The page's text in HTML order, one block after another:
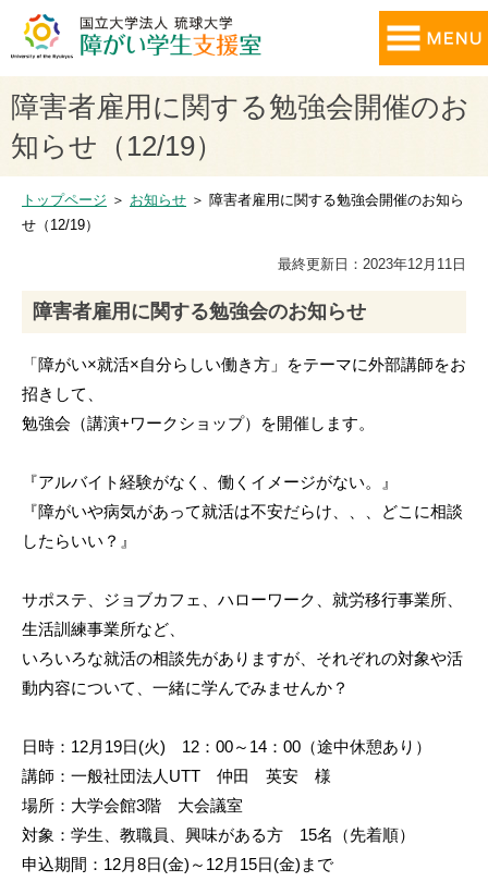
障害者雇用に関する勉強会開催のお
知らせ（12/19）
トップページ ＞ お知らせ ＞ 障害者雇用に関する勉強会開催のお知ら
せ（12/19）
最終更新日：2023年12月11日
障害者雇用に関する勉強会のお知らせ
「障がい×就活×自分らしい働き方」をテーマに外部講師をお
招きして、
勉強会（講演+ワークショップ）を開催します。
『アルバイト経験がなく、働くイメージがない。』
『障がいや病気があって就活は不安だらけ、、、どこに相談
したらいい？』
サポステ、ジョブカフェ、ハローワーク、就労移行事業所、
生活訓練事業所など、
いろいろな就活の相談先がありますが、それぞれの対象や活
動内容について、一緒に学んでみませんか？
日時：12月19日(火) 12：00～14：00（途中休憩あり）
講師：一般社団法人UTT 仲田 英安 様
場所：大学会館3階 大会議室
対象：学生、教職員、興味がある方 15名（先着順）
申込期間：12月8日(金)～12月15日(金)まで